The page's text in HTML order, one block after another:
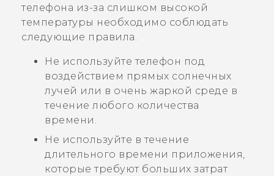
телефона из-за слишком высокой
температуры необходимо соблюдать
следующие правила.
Не используйте телефон под
воздействием прямых солнечных
лучей или в очень жаркой среде в
течение любого количества
времени.
Не используйте в течение
длительного времени приложения,
которые требуют больших затрат